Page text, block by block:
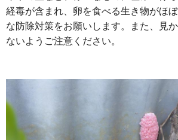
経毒が含まれ、卵を食べる生き物がほ
な防除対策をお願いします。また、見
ないようご注意ください。